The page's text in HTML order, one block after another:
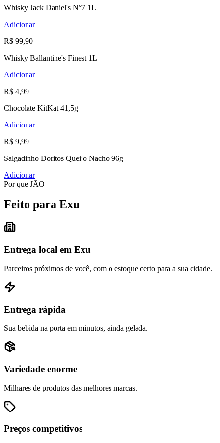
Whisky Jack Daniel's N°7 1L
Adicionar
R$ 99,90
Whisky Ballantine's Finest 1L
Adicionar
R$ 4,99
Chocolate KitKat 41,5g
Adicionar
R$ 9,99
Salgadinho Doritos Queijo Nacho 96g
Adicionar
Por que JÃO
Feito para Exu
Entrega local em Exu
Parceiros próximos de você, com o estoque certo para a sua cidade.
Entrega rápida
Sua bebida na porta em minutos, ainda gelada.
Variedade enorme
Milhares de produtos das melhores marcas.
Preços competitivos